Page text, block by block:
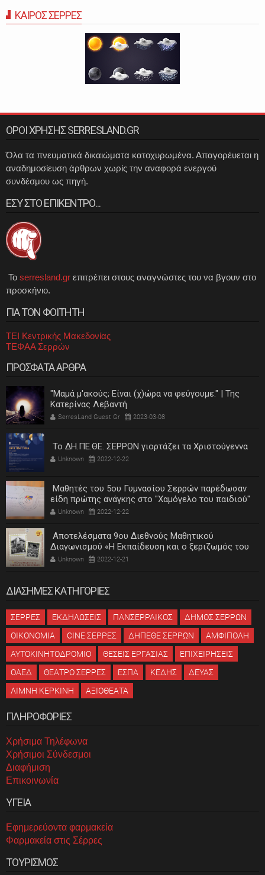
ΚΑΙΡΟΣ ΣΕΡΡΕΣ
ΟΡΟΙ ΧΡΗΣΗΣ SERRESLAND.GR
Όλα τα πνευματικά δικαιώματα κατοχυρωμένα. Απαγορέυεται η
αναδημοσίευση άρθρων χωρίς την αναφορά ενεργού
συνδέσμου ως πηγή.
ΕΣΥ ΣΤΟ ΕΠΙΚΕΝΤΡΟ...
Το serresland.gr επιτρέπει στους αναγνώστες του να βγουν στο
προσκήνιο.
ΓΙΑ ΤΟΝ ΦΟΙΤΗΤΗ
ΤΕΙ Κεντρικής Μακεδονίας
ΤΕΦΑΑ Σερρών
ΠΡΟΣΦΑΤΑ ΑΡΘΡΑ
"Μαμά μ'ακούς; Είναι (χ)ώρα να φεύγουμε." | Της
Κατερίνας Λεβαντή
SerresLand Guest Gr 2023-03-08
Το ΔΗ.ΠΕ.ΘΕ. ΣΕΡΡΩΝ γιορτάζει τα Χριστούγεννα
Unknown 2022-12-22
Μαθητές του 5ου Γυμνασίου Σερρών παρέδωσαν
είδη πρώτης ανάγκης στο "Χαμόγελο του παιδιού"
Unknown 2022-12-22
Αποτελέσματα 9ου Διεθνούς Μαθητικού
Διαγωνισμού «Η Εκπαίδευση και ο ξεριζωμός του
ελληνισμού»
Unknown 2022-12-21
ΔΙΑΣΗΜΕΣ ΚΑΤΗΓΟΡΙΕΣ
ΣΕΡΡΕΣ ΕΚΔΗΛΩΣΕΙΣ ΠΑΝΣΕΡΡΑΙΚΟΣ
ΔΗΜΟΣ ΣΕΡΡΩΝ
ΟΙΚΟΝΟΜΙΑ
CINE ΣΕΡΡΕΣ ΔΗΠΕΘΕ ΣΕΡΡΩΝ
ΑΜΦΙΠΟΛΗ
ΑΥΤΟΚΙΝΗΤΟΔΡΟΜΙΟ
ΘΕΣΕΙΣ ΕΡΓΑΣΙΑΣ
ΕΠΙΧΕΙΡΗΣΕΙΣ
ΟΑΕΔ
ΘΕΑΤΡΟ ΣΕΡΡΕΣ ΕΣΠΑ ΚΕΔΗΣ
ΔΕΥΑΣ
ΛΙΜΝΗ ΚΕΡΚΙΝΗ
ΑΞΙΟΘΕΑΤΑ
ΠΛΗΡΟΦΟΡΙΕΣ
Χρήσιμα Τηλέφωνα
Χρήσιμοι Σύνδεσμοι
Διαφήμιση
Επικοινωνία
ΥΓΕΙΑ
Εφημερεύοντα φαρμακεία
Φαρμακεία στις Σέρρες
ΤΟΥΡΙΣΜΟΣ